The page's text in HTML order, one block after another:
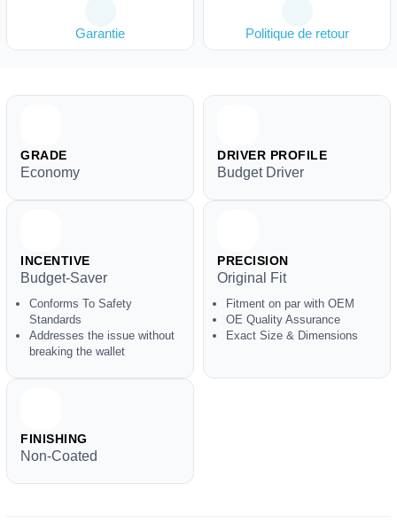
Garantie Politique de retour
GRADE
Economy
DRIVER PROFILE
Budget Driver
INCENTIVE
Budget-Saver
Conforms To Safety
Standards
Addresses the issue without
breaking the wallet
PRECISION
Original Fit
Fitment on par with OEM
OE Quality Assurance
Exact Size & Dimensions
FINISHING
Non-Coated